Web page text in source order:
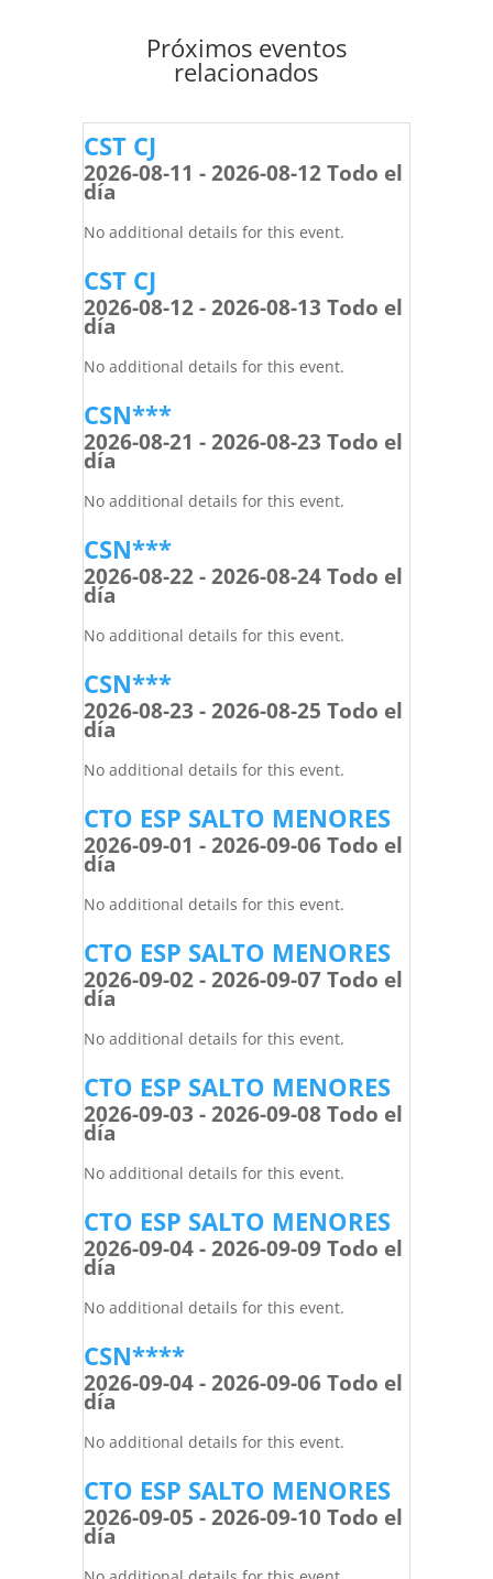
Próximos eventos
relacionados
CST CJ
2026-08-11 - 2026-08-12 Todo el
día
No additional details for this event.
CST CJ
2026-08-12 - 2026-08-13 Todo el
día
No additional details for this event.
CSN***
2026-08-21 - 2026-08-23 Todo el
día
No additional details for this event.
CSN***
2026-08-22 - 2026-08-24 Todo el
día
No additional details for this event.
CSN***
2026-08-23 - 2026-08-25 Todo el
día
No additional details for this event.
CTO ESP SALTO MENORES
2026-09-01 - 2026-09-06 Todo el
día
No additional details for this event.
CTO ESP SALTO MENORES
2026-09-02 - 2026-09-07 Todo el
día
No additional details for this event.
CTO ESP SALTO MENORES
2026-09-03 - 2026-09-08 Todo el
día
No additional details for this event.
CTO ESP SALTO MENORES
2026-09-04 - 2026-09-09 Todo el
día
No additional details for this event.
CSN****
2026-09-04 - 2026-09-06 Todo el
día
No additional details for this event.
CTO ESP SALTO MENORES
2026-09-05 - 2026-09-10 Todo el
día